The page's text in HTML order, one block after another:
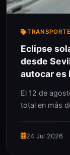
Eclipse
desde
autocar es
El 12 de
total en más
24 Jul 2026